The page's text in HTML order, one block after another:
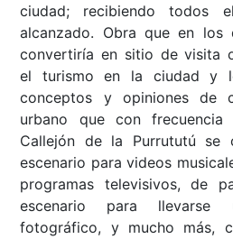
ciudad; recibiendo todos
alcanzado. Obra que en los
convertiría en sitio de visita
el turismo en la ciudad y
conceptos y opiniones de
urbano que con
Callejón de la Purrututú se
escenario para videos
programas televisivos, de
escenario para llevarse
fotográfico, y mucho más,